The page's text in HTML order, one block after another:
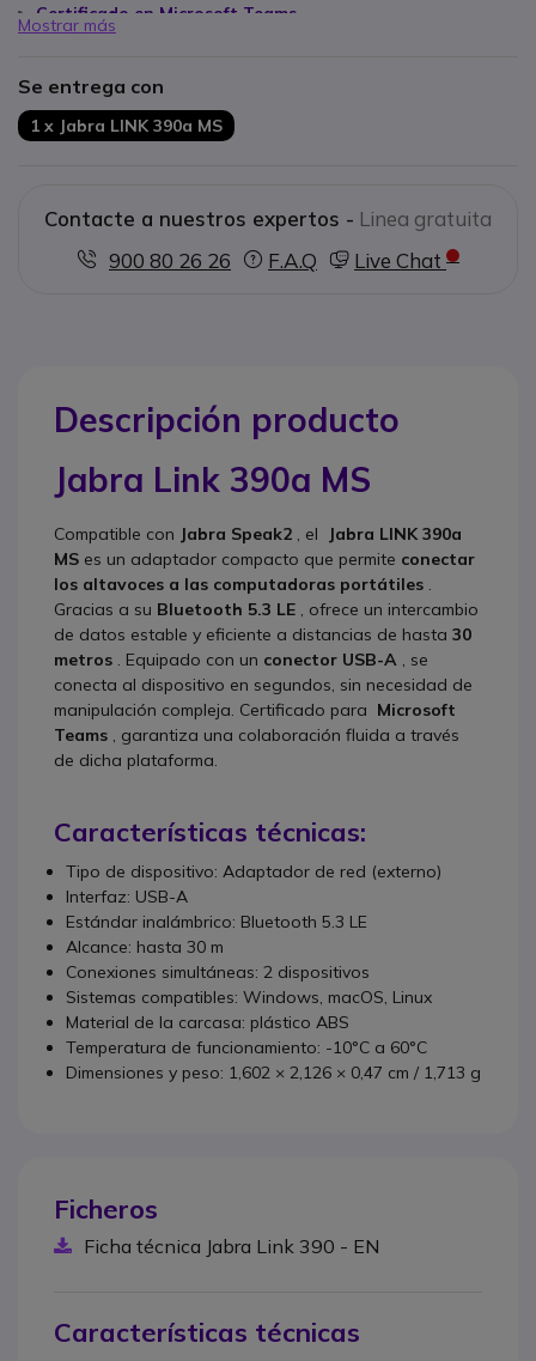
Certificado en Microsoft Teams
Mostrar más
Se entrega con
1 x Jabra LINK 390a MS
Contacte a nuestros expertos - Linea gratuita
900 80 26 26
F.A.Q Live Chat
Descripción producto
Jabra Link 390a MS
Compatible con Jabra Speak2 , el
Jabra LINK 390a
MS es un adaptador compacto que permite conectar
los altavoces a las computadoras portátiles .
Gracias a su Bluetooth 5.3 LE , ofrece un intercambio
de datos estable y eficiente a distancias de hasta 30
metros . Equipado con un conector USB-A , se
conecta al dispositivo en segundos, sin necesidad de
manipulación compleja. Certificado para Microsoft
Teams , garantiza una colaboración fluida a través
de dicha plataforma.
Características técnicas:
Tipo de dispositivo: Adaptador de red (externo)
Interfaz: USB-A
Estándar inalámbrico: Bluetooth 5.3 LE
Alcance: hasta 30 m
Conexiones simultáneas: 2 dispositivos
Sistemas compatibles: Windows, macOS, Linux
Material de la carcasa: plástico ABS
Temperatura de funcionamiento: -10°C a 60°C
Dimensiones y peso: 1,602 × 2,126 × 0,47 cm / 1,713 g
Ficheros
Ficha técnica Jabra Link 390 - EN
Características técnicas